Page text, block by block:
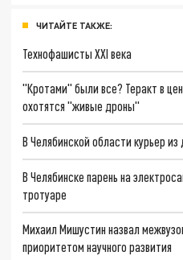
ЧИТАЙТЕ ТАКЖЕ:
Технофашисты XXI века
"Кротами" были все? Теракт в
охотятся "живые дроны"
В Челябинской области курьер
В Челябинске парень на
тротуаре
Михаил Мишустин назвал
приоритетом научного развития